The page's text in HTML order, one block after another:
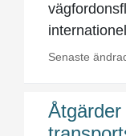
Senaste